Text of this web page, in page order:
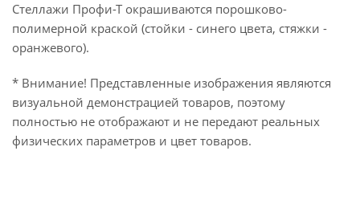
Стеллажи Профи-Т окрашиваются порошково-
полимерной краской (стойки - синего цвета, стяжки -
оранжевого).
* Внимание! Представленные изображения являются
визуальной демонстрацией товаров, поэтому
полностью не отображают и не передают реальных
физических параметров и цвет товаров.